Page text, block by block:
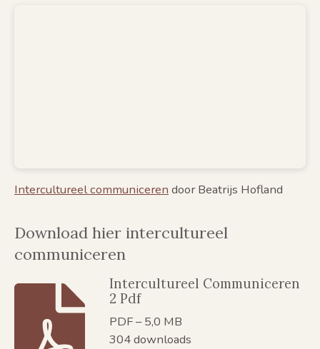
Intercultureel communiceren door Beatrijs Hofland
Download hier intercultureel
communiceren
Intercultureel Communiceren
2 Pdf
PDF – 5,0 MB
304 downloads